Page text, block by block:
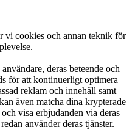
vi cookies och annan teknik för
deras beteende och
för att kontinuerligt optimera
reklam och innehåll samt
även matcha dina krypterade
visa erbjudanden via deras
använder deras tjänster.